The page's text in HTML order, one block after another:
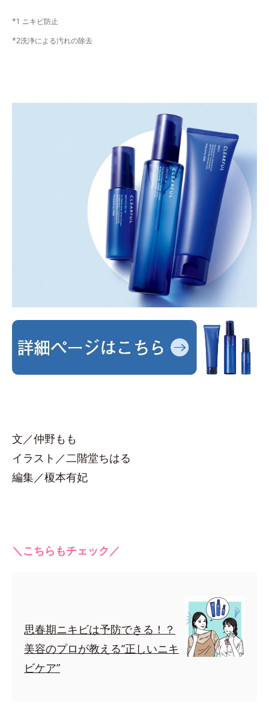
*1 ニキビ防止
*2洗浄による汚れの除去
文／仲野もも
イラスト／二階堂ちはる
編集／榎本有妃
＼こちらもチェック／
思春期ニキビは予防できる！？
美容のプロが教える“正しいニキ
ビケア”